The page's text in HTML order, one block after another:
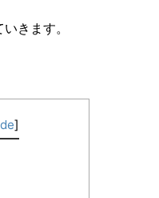
きます。
]